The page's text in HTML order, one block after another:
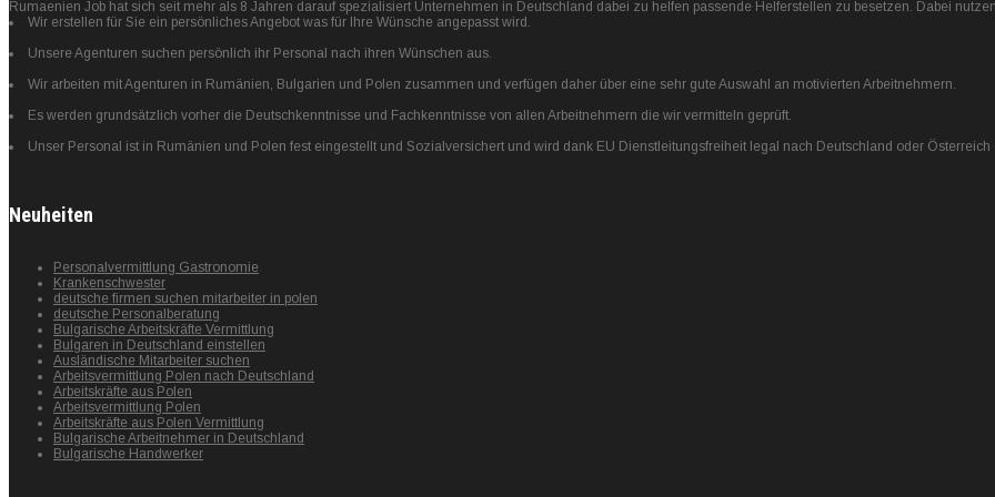
Rumaenien Job hat sich seit mehr als 8 Jahren darauf spezialisiert Unternehmen in Deutschland dabei zu helfen passende Helferstellen zu besetzen. Dabei
Wir erstellen für Sie ein persönliches Angebot was für Ihre Wünsche angepasst wird.
Unsere Agenturen suchen persönlich ihr Personal nach ihren Wünschen aus.
Wir arbeiten mit Agenturen in Rumänien, Bulgarien und Polen zusammen und verfügen daher über eine sehr gute Auswahl an motivierten Arbeitnehmern.
Es werden grundsätzlich vorher die Deutschkenntnisse und Fachkenntnisse von allen Arbeitnehmern die wir vermitteln geprüft.
Unser Personal ist in Rumänien und Polen fest eingestellt und Sozialversichert und wird dank EU Dienstleitungsfreiheit legal nach Deutschland oder Österreich
Neuheiten
Personalvermittlung Gastronomie
Krankenschwester
deutsche firmen suchen mitarbeiter in polen
deutsche Personalberatung
Bulgarische Arbeitskräfte Vermittlung
Bulgaren in Deutschland einstellen
Ausländische Mitarbeiter suchen
Arbeitsvermittlung Polen nach Deutschland
Arbeitskräfte aus Polen
Arbeitsvermittlung Polen
Arbeitskräfte aus Polen Vermittlung
Bulgarische Arbeitnehmer in Deutschland
Bulgarische Handwerker